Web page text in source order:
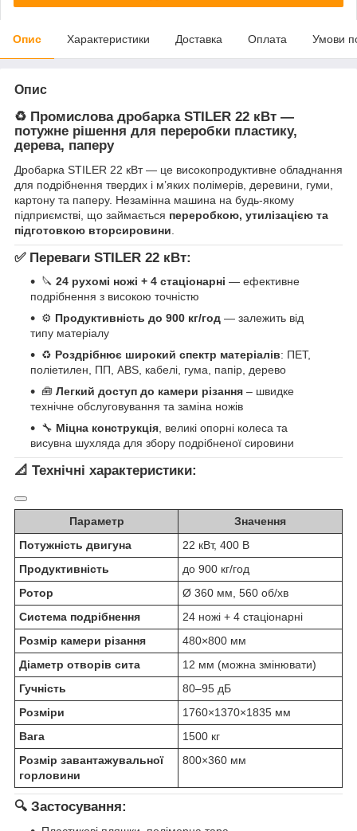
Опис Характеристики Доставка Оплата Умови
Опис
♻️ Промислова дробарка STILER 22 кВт —
потужне рішення для переробки пластику,
дерева, паперу
Дробарка STILER 22 кВт — це високопродуктивне обладнання
для подрібнення твердих і м’яких полімерів, деревини, гуми,
картону та паперу. Незамінна машина на будь-якому
підприємстві, що займається переробкою, утилізацією та
підготовкою вторсировини
✅ Переваги STILER 22 кВт:
🔪 24 рухомі ножі + 4 стаціонарні — ефективне
подрібнення з високою точністю
⚙️ Продуктивність до 900 кг/год — залежить від
типу матеріалу
♻️ Роздрібнює широкий спектр матеріалів: ПЕТ,
поліетилен, ПП, ABS, кабелі, гума, папір, дерево
🧰 Легкий доступ до камери різання – швидке
технічне обслуговування та заміна ножів
🔧 Міцна конструкція, великі опорні колеса та
висувна шухляда для збору подрібненої сировини
📐 Технічні характеристики:
Параметр
Значення
Потужність двигуна
22 кВт, 400 В
Продуктивність
до 900 кг/год
Ротор
Ø 360 мм, 560 об/хв
Система подрібнення
24 ножі + 4 стаціонарні
Розмір камери різання
480×800 мм
Діаметр отворів сита
12 мм (можна змінювати)
Гучність
80–95 дБ
Розміри
1760×1370×1835 мм
Вага
1500 кг
Розмір завантажувальної
горловини
800×360 мм
🔍 Застосування: